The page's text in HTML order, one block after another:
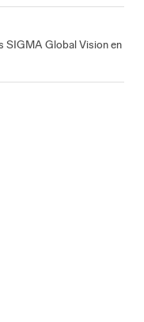
SIGMA Global Vision en